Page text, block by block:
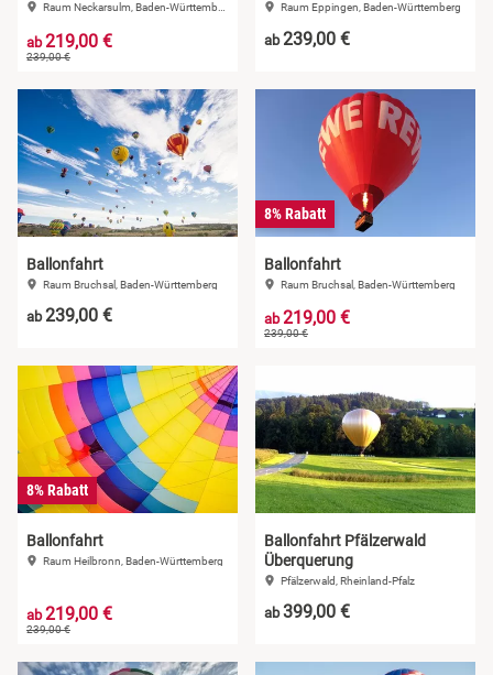
Raum Neckarsulm, Baden-Württemberg
ab219,00 €
239,00 €
Raum Eppingen, Baden-Württemberg
ab239,00 €
Ballonfahrt
Raum Bruchsal, Baden-Württemberg
ab239,00 €
8% Rabatt
Ballonfahrt
Raum Bruchsal, Baden-Württemberg
ab219,00 €
239,00 €
8% Rabatt
Ballonfahrt
Raum Heilbronn, Baden-Württemberg
ab219,00 €
239,00 €
Ballonfahrt Pfälzerwald
Überquerung
Pfälzerwald, Rheinland-Pfalz
ab399,00 €